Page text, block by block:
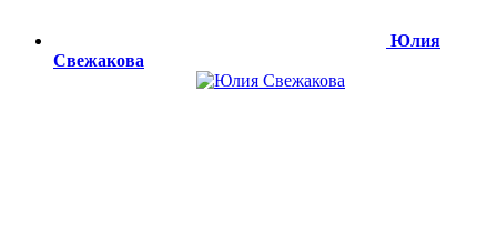
Юлия
Свежакова